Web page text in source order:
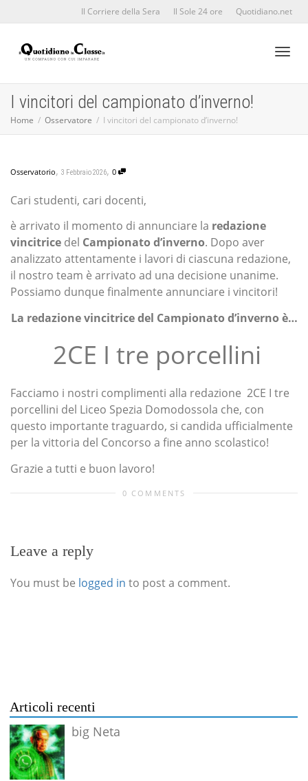
Il Corriere della Sera Il Sole 24 ore Quotidiano.net
I vincitori del campionato d’inverno!
Home Osservatore I vincitori del campionato d’inverno!
Osservatorio, 3 Febbraio 2026, 0
Cari studenti, cari docenti,
è arrivato il momento di annunciare la redazione
vincitrice del Campionato d’inverno. Dopo aver
analizzato attentamente i lavori di ciascuna redazione,
il nostro team è arrivato ad una decisione unanime.
Possiamo dunque finalmente annunciare i vincitori!
La redazione vincitrice del Campionato d’inverno è…
2CE I tre porcellini
Facciamo i nostri complimenti alla redazione 2CE I tre
porcellini del Liceo Spezia Domodossola che, con
questo importante traguardo, si candida ufficialmente
per la vittoria del Concorso a fine anno scolastico!
Grazie a tutti e buon lavoro!
0 COMMENTS
Leave a reply
You must be logged in to post a comment.
Articoli recenti
big Neta